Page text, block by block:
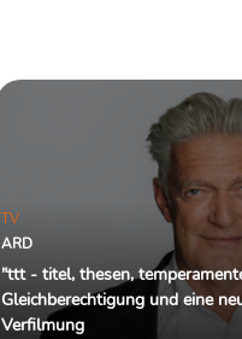
Kurz:
PEN
Gründen
TV
ARD
"ttt - titel, thesen,
Gleichberechtigung und eine
Verfilmung